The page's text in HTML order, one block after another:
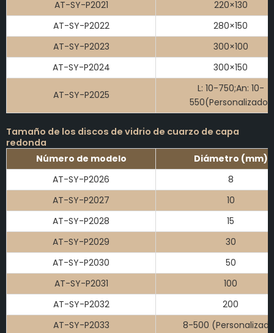
AT-SY-P2021
220×130
AT-SY-P2022
280×150
AT-SY-P2023
300×100
AT-SY-P2024
300×150
AT-SY-P2025
L: 10-750;An: 10-
550(Personalizado)
Tamaño de los discos de vidrio de cuarzo de capa
redonda
Número de modelo
Diámetro (mm)
AT-SY-P2026
8
AT-SY-P2027
10
AT-SY-P2028
15
AT-SY-P2029
30
AT-SY-P2030
50
AT-SY-P2031
100
AT-SY-P2032
200
AT-SY-P2033
8-500